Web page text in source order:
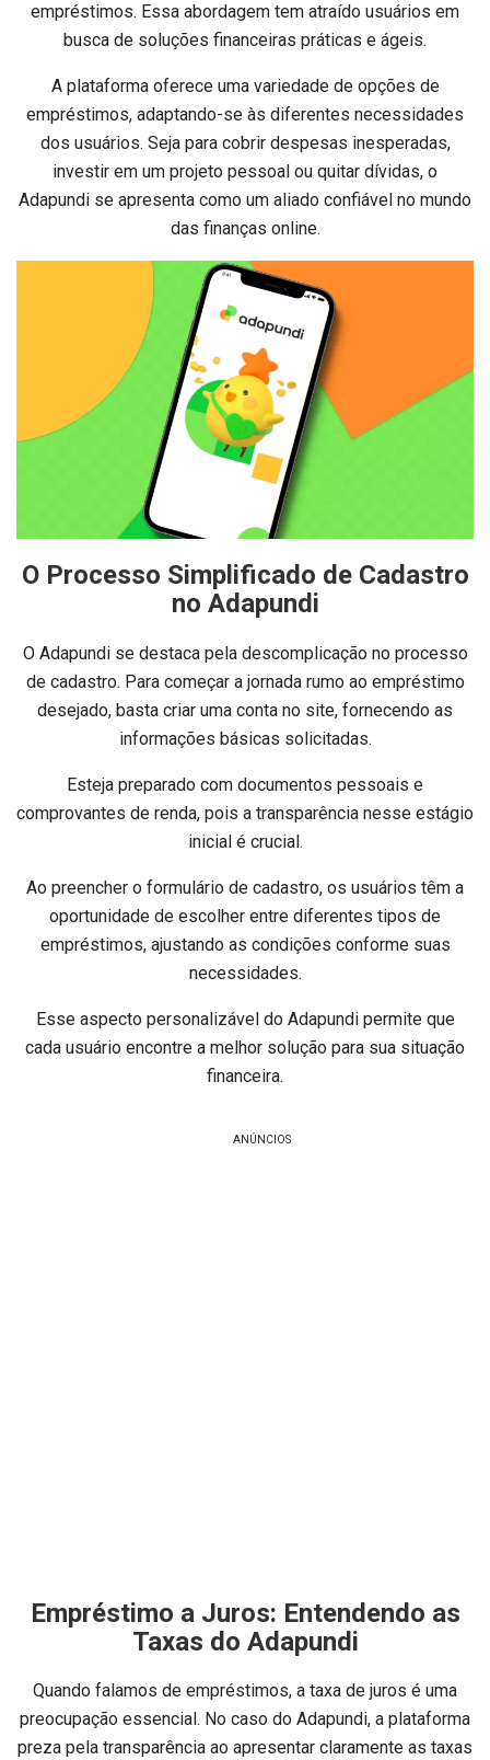
empréstimos. Essa abordagem tem atraído usuários em
busca de soluções financeiras práticas e ágeis.
A plataforma oferece uma variedade de opções de
empréstimos, adaptando-se às diferentes necessidades
dos usuários. Seja para cobrir despesas inesperadas,
investir em um projeto pessoal ou quitar dívidas, o
Adapundi se apresenta como um aliado confiável no mundo
das finanças online.
O Processo Simplificado de Cadastro
no Adapundi
O Adapundi se destaca pela descomplicação no processo
de cadastro. Para começar a jornada rumo ao empréstimo
desejado, basta criar uma conta no site, fornecendo as
informações básicas solicitadas.
Esteja preparado com documentos pessoais e
comprovantes de renda, pois a transparência nesse estágio
inicial é crucial.
Ao preencher o formulário de cadastro, os usuários têm a
oportunidade de escolher entre diferentes tipos de
empréstimos, ajustando as condições conforme suas
necessidades.
Esse aspecto personalizável do Adapundi permite que
cada usuário encontre a melhor solução para sua situação
financeira.
ANÚNCIOS
Empréstimo a Juros: Entendendo as
Taxas do Adapundi
Quando falamos de empréstimos, a taxa de juros é uma
preocupação essencial. No caso do Adapundi, a plataforma
preza pela transparência ao apresentar claramente as taxas